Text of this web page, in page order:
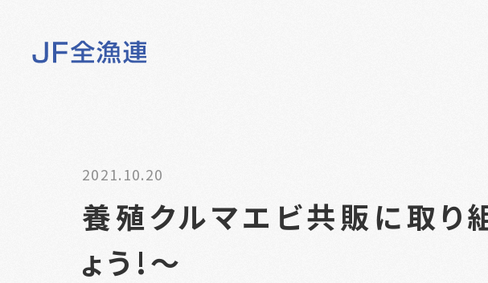
2021.10.20
養殖クルマエビ共販に取り
ょう!～